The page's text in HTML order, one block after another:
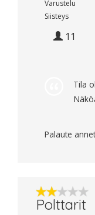
Varustelu
Siisteys
11
Tila
Palaute
Polttarit